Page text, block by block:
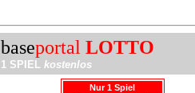
baseportal LOTTO
1 SPIEL kostenlos
Nur 1 Spiel